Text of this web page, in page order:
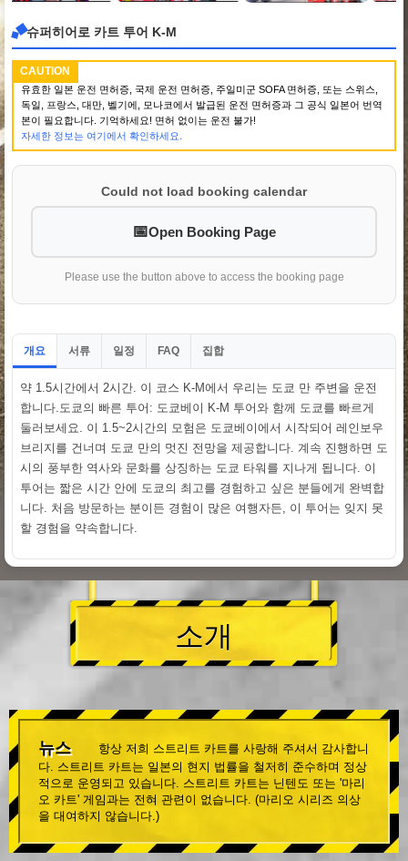
슈퍼히어로 카트 투어 K-M
CAUTION
유효한 일본 운전 면허증, 국제 운전 면허증, 주일미군 SOFA 면허증, 또는 스위스,
독일, 프랑스, 대만, 벨기에, 모나코에서 발급된 운전 면허증과 그 공식 일본어 번역
본이 필요합니다. 기억하세요! 면허 없이는 운전 불가!
자세한 정보는 여기에서 확인하세요.
Could not load booking calendar
Open Booking Page
Please use the button above to access the booking page
개요 서류 일정 FAQ 집합
약 1.5시간에서 2시간. 이 코스 K-M에서 우리는 도쿄 만 주변을 운전
합니다.도쿄의 빠른 투어: 도쿄베이 K-M 투어와 함께 도쿄를 빠르게
둘러보세요. 이 1.5~2시간의 모험은 도쿄베이에서 시작되어 레인보우
브리지를 건너며 도쿄 만의 멋진 전망을 제공합니다. 계속 진행하면 도
시의 풍부한 역사와 문화를 상징하는 도쿄 타워를 지나게 됩니다. 이
투어는 짧은 시간 안에 도쿄의 최고를 경험하고 싶은 분들에게 완벽합
니다. 처음 방문하는 분이든 경험이 많은 여행자든, 이 투어는 잊지 못
할 경험을 약속합니다.
소개
뉴스
항상 저희 스트리트 카트를 사랑해 주셔서 감사합니
다. 스트리트 카트는 일본의 현지 법률을 철저히 준수하며 정상
적으로 운영되고 있습니다. 스트리트 카트는 닌텐도 또는 '마리
오 카트' 게임과는 전혀 관련이 없습니다. (마리오 시리즈 의상
을 대여하지 않습니다.)